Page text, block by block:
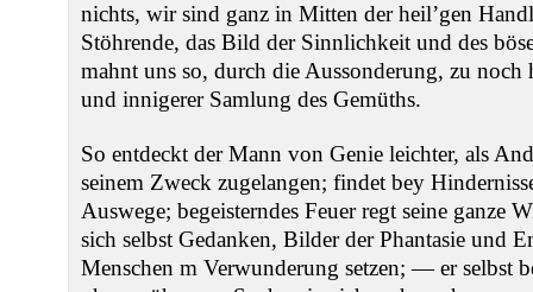
nichts, wir sind ganz in Mitten der heil’gen
Stöhrende, das Bild der Sinnlichkeit und des
mahnt uns so, durch die Aussonderung, zu noch
und innigerer Samlung des Gemüths.
So entdeckt der Mann von Genie leichter, als
seinem Zweck zugelangen; findet bey
Auswege; begeisterndes Feuer regt seine ganze
sich selbst Gedanken, Bilder der Phantasie und
Menschen m Verwunderung setzen; — er selbst